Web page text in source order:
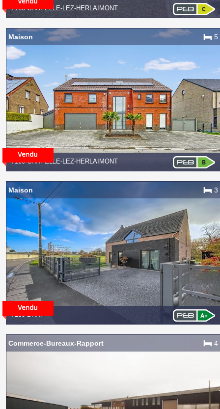
7160 CHAPELLE-LEZ-HERLAIMONT
7160 CHAPELLE-LEZ-HERLAIMONT
Maison 5
7130 BRAY
Maison 3
Commerce-Bureaux-Rapport 4